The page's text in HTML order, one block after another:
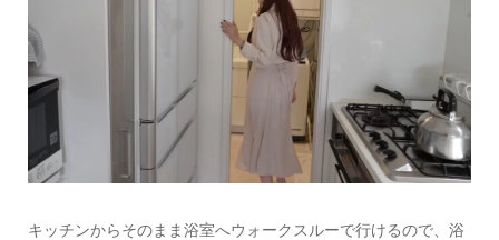
キッチンからそのまま浴室へウォークスルーで行けるので、浴